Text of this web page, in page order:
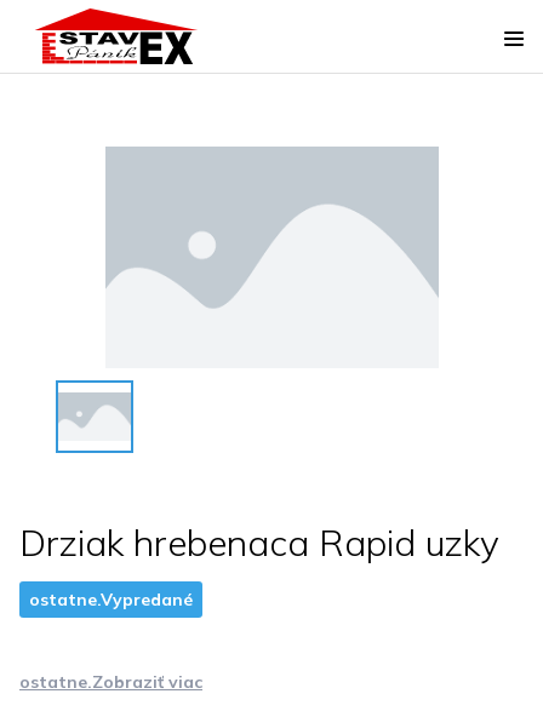
Drziak hrebenaca Rapid uzky
ostatne.Vypredané
ostatne.Zobraziť viac